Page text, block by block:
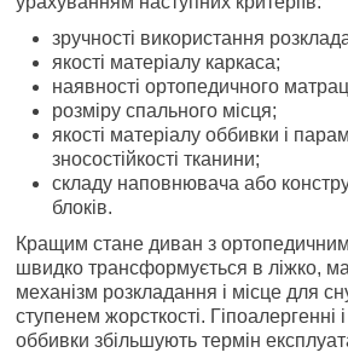
зручності використання
якості матеріалу каркаса;
наявності ортопедичного
розміру спального місця;
якості матеріалу оббивки і
зносостійкості тканини;
складу наповнювача або
блоків.
Кращим стане диван з
швидко трансформується в ліжко,
механізм розкладання і місце для
ступенем жорсткості. Гіпоалергенні
оббивки збільшують термін